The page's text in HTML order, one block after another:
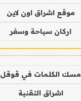
موقع اشراق اون لاين
اركان سياحة وسفر
مسك الكلمات في قوقل
اشراق التقنية